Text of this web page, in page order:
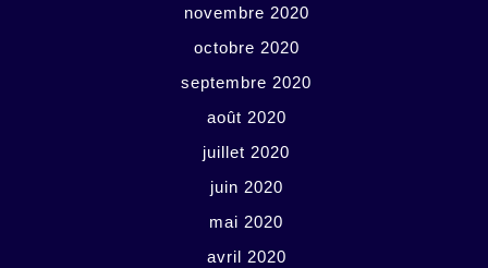
novembre 2020
octobre 2020
septembre 2020
août 2020
juillet 2020
juin 2020
mai 2020
avril 2020